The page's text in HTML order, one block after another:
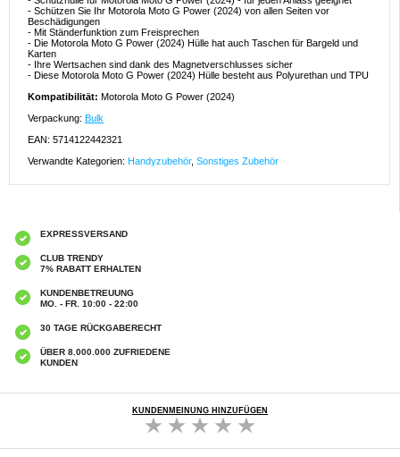
- Schützen Sie Ihr Motorola Moto G Power (2024) von allen Seiten vor
Beschädigungen
- Mit Ständerfunktion zum Freisprechen
- Die Motorola Moto G Power (2024) Hülle hat auch Taschen für Bargeld und
Karten
- Ihre Wertsachen sind dank des Magnetverschlusses sicher
- Diese Motorola Moto G Power (2024) Hülle besteht aus Polyurethan und TPU
Kompatibilität: Motorola Moto G Power (2024)
Verpackung: Bulk
EAN: 5714122442321
Verwandte Kategorien: Handyzubehör, Sonstiges Zubehör
EXPRESSVERSAND
CLUB TRENDY
7% RABATT ERHALTEN
KUNDENBETREUUNG
MO. - FR. 10:00 - 22:00
30 TAGE RÜCKGABERECHT
ÜBER 8.000.000 ZUFRIEDENE
KUNDEN
KUNDENMEINUNG HINZUFÜGEN